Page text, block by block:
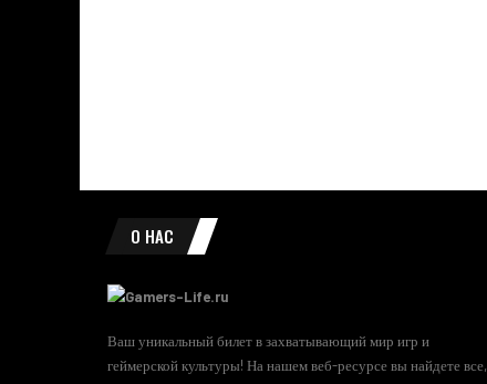
О НАС
Ваш уникальный билет в захватывающий мир игр и
геймерской культуры! На нашем веб-ресурсе вы найдете все,